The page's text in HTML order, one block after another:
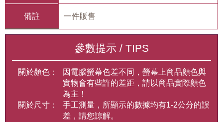
備註 一件販售
參數提示 / TIPS
關於顏色：
因電腦螢幕色差不同，螢幕上商品顏色與
實物會有些許的差距，請以商品實際顏色
為主！
關於尺寸：
手工測量，所顯示的數據均有1-2公分的誤
差，請您諒解。